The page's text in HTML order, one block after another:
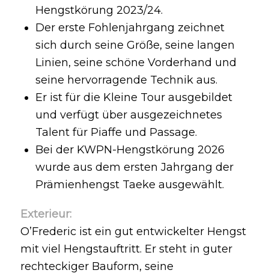
Hengstkörung 2023/24.
Der erste Fohlenjahrgang zeichnet
sich durch seine Größe, seine langen
Linien, seine schöne Vorderhand und
seine hervorragende Technik aus.
Er ist für die Kleine Tour ausgebildet
und verfügt über ausgezeichnetes
Talent für Piaffe und Passage.
Bei der KWPN-Hengstkörung 2026
wurde aus dem ersten Jahrgang der
Prämienhengst Taeke ausgewählt.
Exterieur:
O’Frederic ist ein gut entwickelter Hengst
mit viel Hengstauftritt. Er steht in guter
rechteckiger Bauform, seine